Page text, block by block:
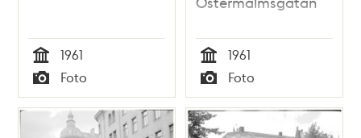
Tid
1961
Typ
Foto Tid
1961
Typ
Foto